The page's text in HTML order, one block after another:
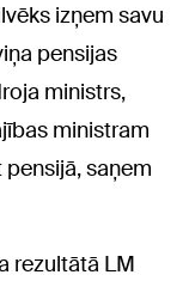
izņem savu
pensijas
ministrs,
ministram
pensijā, saņem
rezultātā LM